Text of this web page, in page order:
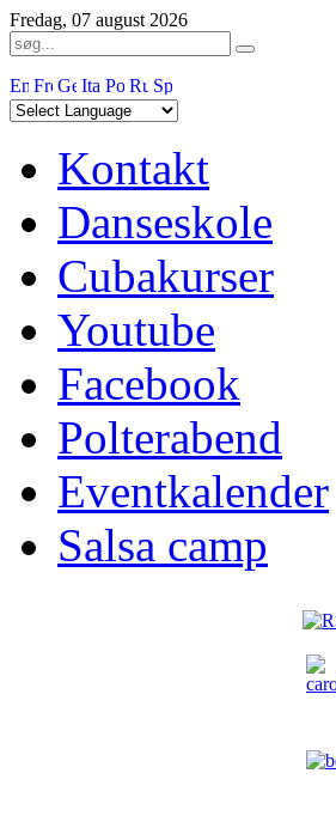
Fredag, 07 august 2026
Kontakt
Danseskole
Cubakurser
Youtube
Facebook
Polterabend
Eventkalender
Salsa camp